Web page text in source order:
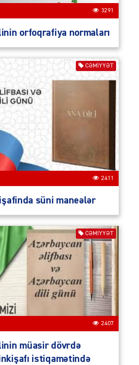
3291
orfoqrafiya normaları
CƏMIYYƏT
2411
süni maneələr
CƏMIYYƏT
2407
müasir dövrdə
istiqamətində